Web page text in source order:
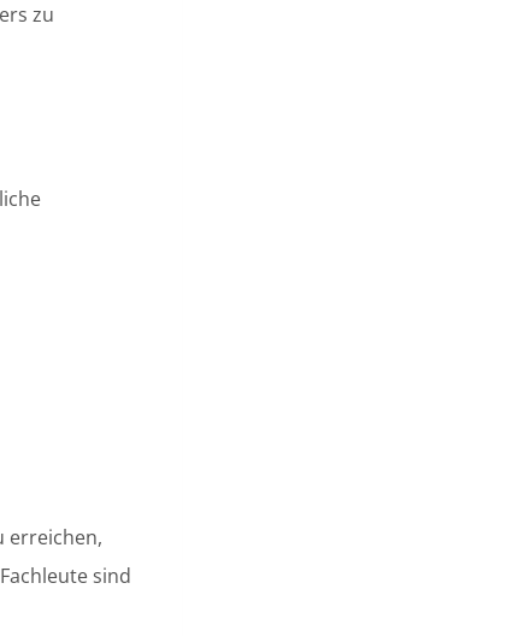
zu
erreichen,
sind